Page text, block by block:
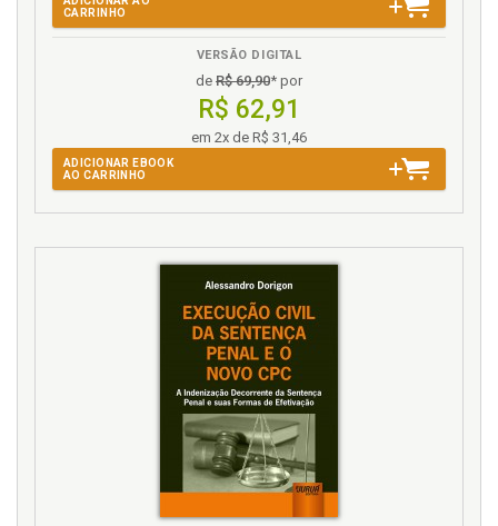
CARRINHO
VERSÃO DIGITAL
de R$ 69,90* por
R$ 62,91
em 2x de R$ 31,46
ADICIONAR EBOOK
AO CARRINHO